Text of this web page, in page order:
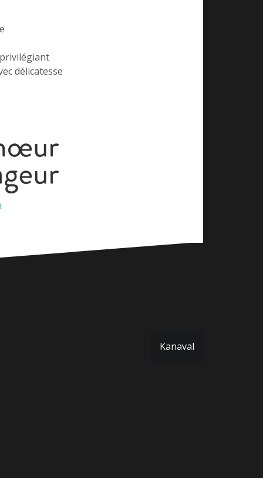
délicatesse
Kanaval